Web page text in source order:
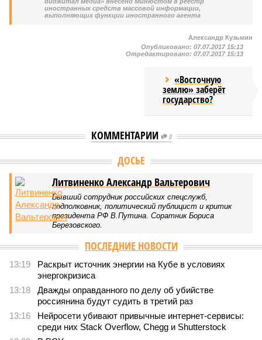
иностранных средств массовой информации,
выполняющих функции иностранного агента
Александр Кузьмин
Опубликовано: 07.07.2017 15:13
Отредактировано: 07.07.2017 15:13
«Восточную
землю» заберёт
государство?
КОММЕНТАРИИ 0
ДОСЬЕ
Литвиненко Александр Вальтерович
Бывший сотрудник российских спецслужб,
подполковник, политический публицист и критик
президента РФ В.Путина. Соратник Бориса
Березовского.
ПОСЛЕДНИЕ НОВОСТИ
13:19
Раскрыт источник энергии на Кубе в условиях
энергокризиса
13:18
Дважды оправданного по делу об убийстве
россиянина будут судить в третий раз
13:16
Нейросети убивают привычные интернет-сервисы:
среди них Stack Overflow, Chegg и Shutterstock